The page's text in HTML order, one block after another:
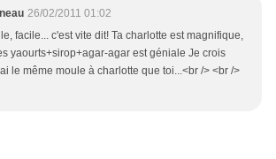
26/02/2011 01:02
facile... c'est vite dit! Ta charlotte est magnifique,
yaourts+sirop+agar-agar est géniale Je crois
le même moule à charlotte que toi...<br /> <br />